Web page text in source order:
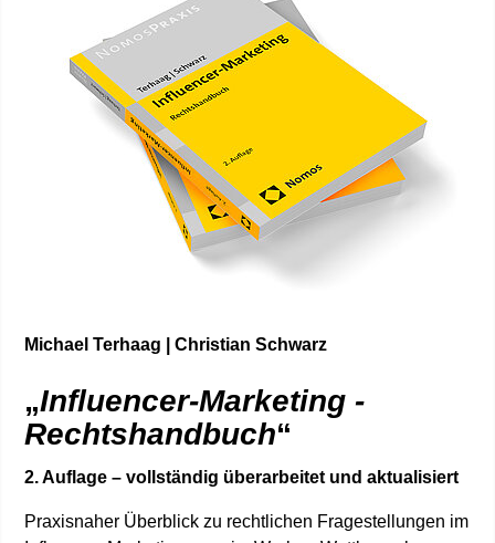
Michael Terhaag | Christian Schwarz
„Influencer-Marketing -
Rechtshandbuch“
2. Auflage – vollständig überarbeitet und aktualisiert
Praxisnaher Überblick zu rechtlichen Fragestellungen im